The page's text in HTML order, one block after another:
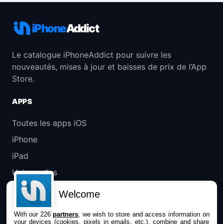
iPhoneAddict
Le catalogue iPhoneAddict pour suivre les
nouveautés, mises à jour et baisses de prix de l’App
Store.
APPS
Toutes les apps iOS
iPhone
iPad
Universelles
Mac
Apple TV
Welcome
With our 226partners , we wish to store and access information on
your devices (cookies, pixels in emails, etc.), combine and share